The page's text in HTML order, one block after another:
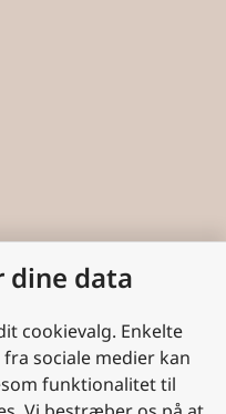
dine data
cookievalg. Enkelte
sociale medier kan
funktionalitet til